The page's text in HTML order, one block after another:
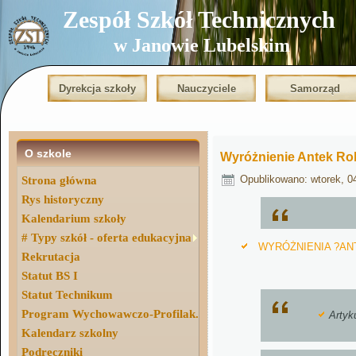
Zespół Szkół Technicznych
w Janowie Lubelskim
Dyrekcja szkoły Nauczyciele Samorząd
O szkole
Strona główna
Rys historyczny
Kalendarium szkoły
# Typy szkół - oferta edukacyjna
Rekrutacja
Statut BS I
Statut Technikum
Program Wychowawczo-Profilak.
Kalendarz szkolny
Podręczniki
Wyróżnienie Antek
Opublikowano: wtorek,
WYRÓŻNIENIA